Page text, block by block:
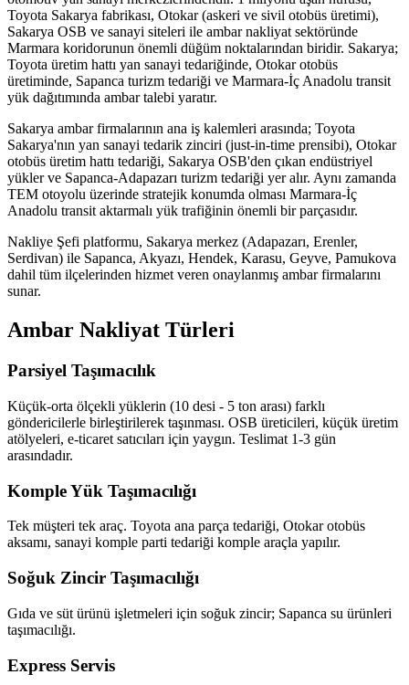
Toyota Sakarya fabrikası, Otokar (askeri ve sivil otobüs üretimi),
Sakarya OSB ve sanayi siteleri ile ambar nakliyat sektöründe
Marmara koridorunun önemli düğüm noktalarından biridir. Sakarya;
Toyota üretim hattı yan sanayi tedariğinde, Otokar otobüs
üretiminde, Sapanca turizm tedariği ve Marmara-İç Anadolu transit
yük dağıtımında ambar talebi yaratır.
Sakarya ambar firmalarının ana iş kalemleri arasında; Toyota
Sakarya'nın yan sanayi tedarik zinciri (just-in-time prensibi), Otokar
otobüs üretim hattı tedariği, Sakarya OSB'den çıkan endüstriyel
yükler ve Sapanca-Adapazarı turizm tedariği yer alır. Aynı zamanda
TEM otoyolu üzerinde stratejik konumda olması Marmara-İç
Anadolu transit aktarmalı yük trafiğinin önemli bir parçasıdır.
Nakliye Şefi platformu, Sakarya merkez (Adapazarı, Erenler,
Serdivan) ile Sapanca, Akyazı, Hendek, Karasu, Geyve, Pamukova
dahil tüm ilçelerinden hizmet veren onaylanmış ambar firmalarını
sunar.
Ambar Nakliyat Türleri
Parsiyel Taşımacılık
Küçük-orta ölçekli yüklerin (10 desi - 5 ton arası) farklı
göndericilerle birleştirilerek taşınması. OSB üreticileri, küçük üretim
atölyeleri, e-ticaret satıcıları için yaygın. Teslimat 1-3 gün
arasındadır.
Komple Yük Taşımacılığı
Tek müşteri tek araç. Toyota ana parça tedariği, Otokar otobüs
aksamı, sanayi komple parti tedariği komple araçla yapılır.
Soğuk Zincir Taşımacılığı
Gıda ve süt ürünü işletmeleri için soğuk zincir; Sapanca su ürünleri
taşımacılığı.
Express Servis